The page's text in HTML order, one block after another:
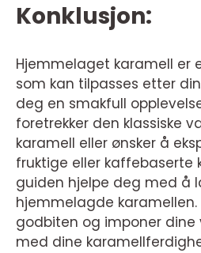
Konklusjon:
Hjemmelaget karamell er
som kan tilpasses etter
deg en smakfull
foretrekker den klassiske
karamell eller ønsker å
fruktige eller kaffebaserte
guiden hjelpe deg med å
hjemmelagde
godbiten og imponer
med dine